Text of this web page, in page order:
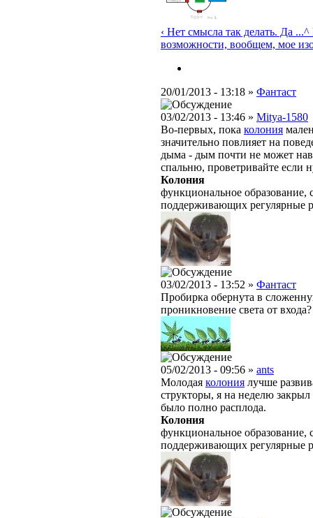
‹ Нет смысла так делать. Да ...^
возможности, вообщем, мое
20/01/2013 - 13:18 » Фантаст
03/02/2013 - 13:46 » Mitya-1580
Во-первых, пока колония
значительно повлияет на
дыма - дым почти не может
спальню, проветривайте если
Колония
функциональное образование,
поддерживающих регулярные
03/02/2013 - 13:52 » Фантаст
Пробирка обернута в
проникновение света от входа?
05/02/2013 - 09:56 » ants
Молодая колония лучше
структоры, я на неделю
было полно расплода.
Колония
функциональное образование,
поддерживающих регулярные